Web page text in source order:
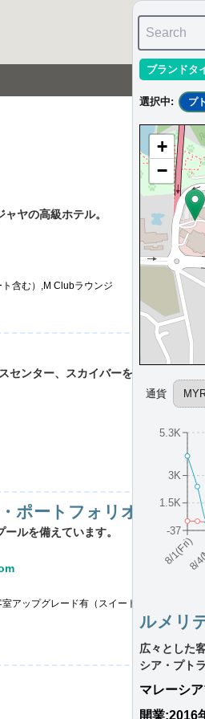
ヤの高級ホテル。
含む）,M Clubラウンジ
ンター、スカイバーを完備。
ポートフォリオ・ホテル
ルを備えています。
アップグレード有（スイート含む）,ゴルフ
Search
ブランドタ
選択中: プ
+
−
8/1(Fri)
8/
-37
1.5K
3K
5.3K
通貨
ルメリ
広々とした
シア・プト
マレーシア
開業:2016